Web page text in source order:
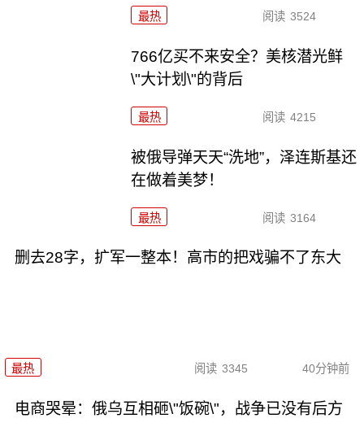
最热 阅读 3524
766亿买不来安全？美核潜光鲜
\"大计划\"的背后
最热 阅读 4215
被俄导弹天天“洗地”，泽连斯基还
在做着美梦！
最热 阅读 3164
删去28字，扩军一整本！高市的把戏骗不了东大
最热 阅读 3345 40分钟前
电商哭晕：俄乌互相砸\"饭碗\"，战争已没有后方